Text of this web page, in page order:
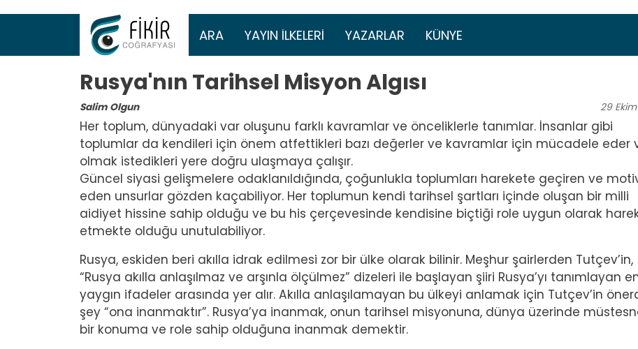
Ana gezinti menüsü
ARA YAYIN İLKELERI YAZARLAR KÜNYE
Rusya'nın Tarihsel Misyon Algısı
Salim Olgun 29 Ekim
Her toplum, dünyadaki var oluşunu farklı kavramlar ve önceliklerle tanımlar. İnsanlar gibi
toplumlar da kendileri için önem atfettikleri bazı değerler ve kavramlar için mücadele eder
olmak istedikleri yere doğru ulaşmaya çalışır.
Güncel siyasi gelişmelere odaklanıldığında, çoğunlukla toplumları harekete geçiren ve
eden unsurlar gözden kaçabiliyor. Her toplumun kendi tarihsel şartları içinde oluşan bir milli
aidiyet hissine sahip olduğu ve bu his çerçevesinde kendisine biçtiği role uygun olarak
etmekte olduğu unutulabiliyor.
Rusya, eskiden beri akılla idrak edilmesi zor bir ülke olarak bilinir. Meşhur şairlerden Tutçev’in,
“Rusya akılla anlaşılmaz ve arşınla ölçülmez” dizeleri ile başlayan şiiri Rusya’yı tanımlayan
yaygın ifadeler arasında yer alır. Akılla anlaşılamayan bu ülkeyi anlamak için Tutçev’in
şey “ona inanmaktır”. Rusya’ya inanmak, onun tarihsel misyonuna, dünya üzerinde
bir konuma ve role sahip olduğuna inanmak demektir.